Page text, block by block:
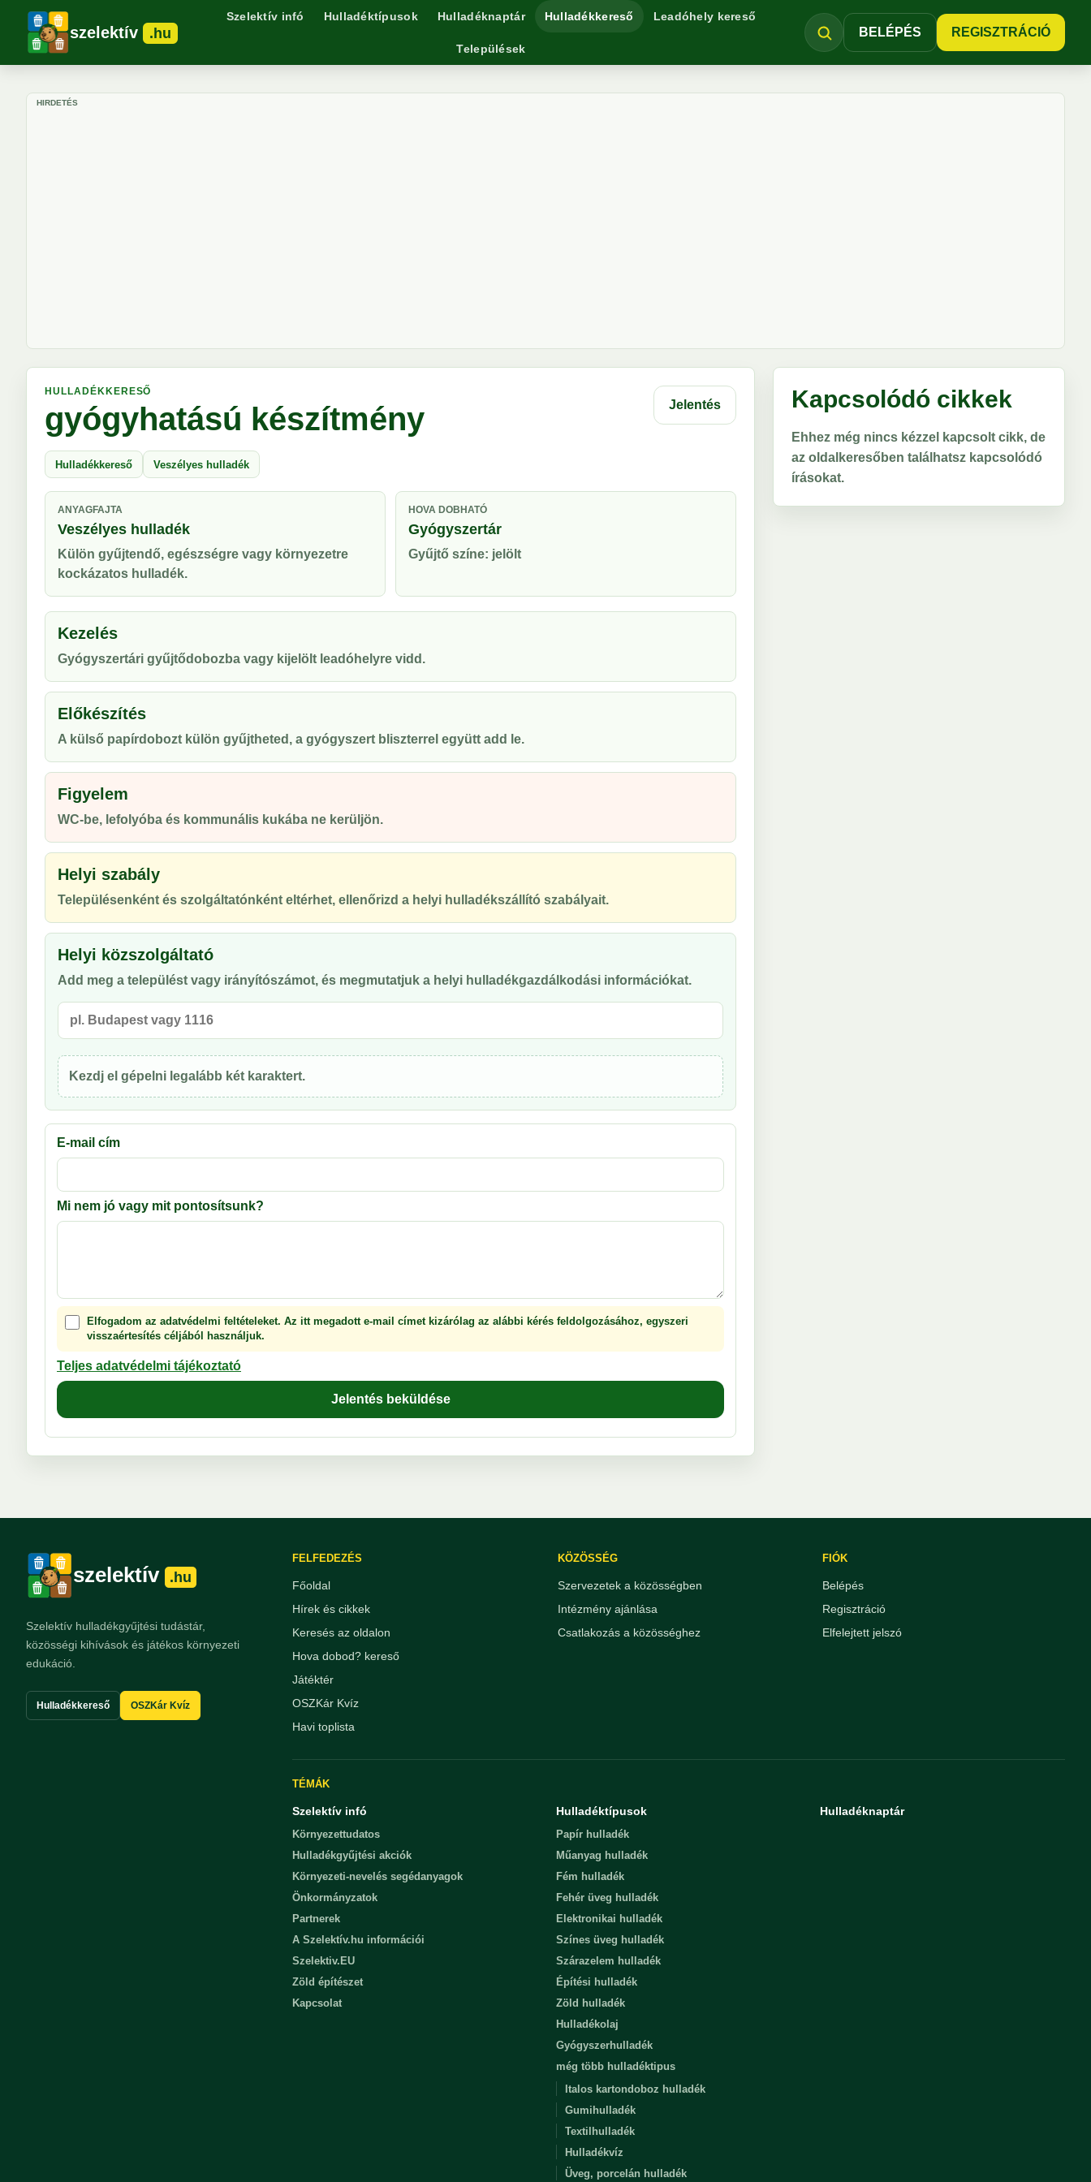
szelektív .hu
Szelektív infó Hulladéktípusok Hulladéknaptár Hulladékkereső Leadóhely kereső
Települések
BELÉPÉS REGISZTRÁCIÓ
HIRDETÉS
HULLADÉKKERESŐ
gyógyhatású készítmény Jelentés
Hulladékkereső Veszélyes hulladék
ANYAGFAJTA
Veszélyes hulladék
Külön gyűjtendő, egészségre vagy környezetre
kockázatos hulladék.
HOVA DOBHATÓ
Gyógyszertár
Gyűjtő színe: jelölt
Kezelés
Gyógyszertári gyűjtődobozba vagy kijelölt leadóhelyre vidd.
Előkészítés
A külső papírdobozt külön gyűjtheted, a gyógyszert bliszterrel együtt add le.
Figyelem
WC-be, lefolyóba és kommunális kukába ne kerüljön.
Helyi szabály
Településenként és szolgáltatónként eltérhet, ellenőrizd a helyi hulladékszállító szabályait.
Helyi közszolgáltató
Add meg a települést vagy irányítószámot, és megmutatjuk a helyi hulladékgazdálkodási információkat.
Kezdj el gépelni legalább két karaktert.
E-mail cím
Mi nem jó vagy mit pontosítsunk?
Elfogadom az adatvédelmi feltételeket. Az itt megadott e-mail címet kizárólag az alábbi kérés feldolgozásához, egyszeri
visszaértesítés céljából használjuk.
Teljes adatvédelmi tájékoztató
Jelentés beküldése
Kapcsolódó cikkek
Ehhez még nincs kézzel kapcsolt cikk, de
az oldalkeresőben találhatsz kapcsolódó
írásokat.
szelektív .hu
Szelektív hulladékgyűjtési tudástár,
közösségi kihívások és játékos környezeti
edukáció.
Hulladékkereső OSZKár Kvíz
FELFEDEZÉS
Főoldal
Hírek és cikkek
Keresés az oldalon
Hova dobod? kereső
Játéktér
OSZKár Kvíz
Havi toplista
KÖZÖSSÉG
Szervezetek a közösségben
Intézmény ajánlása
Csatlakozás a közösséghez
FIÓK
Belépés
Regisztráció
Elfelejtett jelszó
TÉMÁK
Szelektív infó
Környezettudatos
Hulladékgyűjtési akciók
Környezeti-nevelés segédanyagok
Önkormányzatok
Partnerek
A Szelektív.hu információi
Szelektiv.EU
Zöld építészet
Kapcsolat
Hulladéktípusok
Papír hulladék
Műanyag hulladék
Fém hulladék
Fehér üveg hulladék
Elektronikai hulladék
Színes üveg hulladék
Szárazelem hulladék
Építési hulladék
Zöld hulladék
Hulladékolaj
Gyógyszerhulladék
még több hulladéktipus
Italos kartondoboz hulladék
Gumihulladék
Textilhulladék
Hulladékvíz
Üveg, porcelán hulladék
Hulladéknaptár